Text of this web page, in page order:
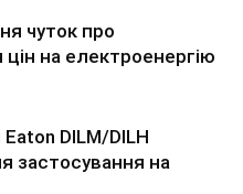
чуток про
на електроенергію
DILM/DILH
застосування на